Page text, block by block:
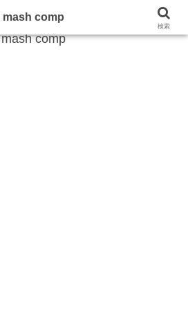
mash comp
mash comp
検索